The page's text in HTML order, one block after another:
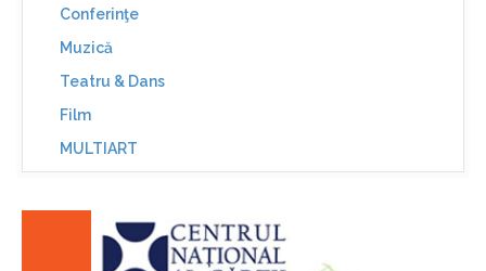
Conferinţe
Muzică
Teatru & Dans
Film
MULTIART